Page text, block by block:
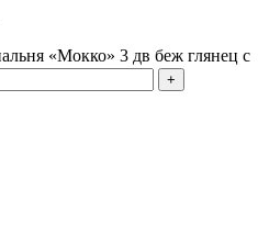
«Мокко» 3 дв беж глянец с